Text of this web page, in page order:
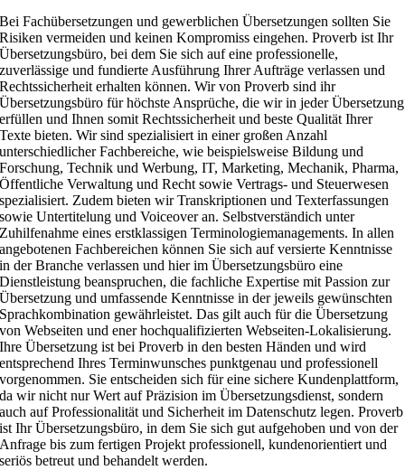
Bei Fachübersetzungen und gewerblichen Übersetzungen sollten Sie
Risiken vermeiden und keinen Kompromiss eingehen. Proverb ist Ihr
Übersetzungsbüro, bei dem Sie sich auf eine professionelle,
zuverlässige und fundierte Ausführung Ihrer Aufträge verlassen und
Rechtssicherheit erhalten können. Wir von Proverb sind ihr
Übersetzungsbüro für höchste Ansprüche, die wir in jeder Übersetzung
erfüllen und Ihnen somit Rechtssicherheit und beste Qualität Ihrer
Texte bieten. Wir sind spezialisiert in einer großen Anzahl
unterschiedlicher Fachbereiche, wie beispielsweise Bildung und
Forschung, Technik und Werbung, IT, Marketing, Mechanik, Pharma,
Öffentliche Verwaltung und Recht sowie Vertrags- und Steuerwesen
spezialisiert. Zudem bieten wir Transkriptionen und Texterfassungen
sowie Untertitelung und Voiceover an. Selbstverständich unter
Zuhilfenahme eines erstklassigen Terminologiemanagements. In allen
angebotenen Fachbereichen können Sie sich auf versierte Kenntnisse
in der Branche verlassen und hier im Übersetzungsbüro eine
Dienstleistung beanspruchen, die fachliche Expertise mit Passion zur
Übersetzung und umfassende Kenntnisse in der jeweils gewünschten
Sprachkombination gewährleistet. Das gilt auch für die Übersetzung
von Webseiten und ener hochqualifizierten Webseiten-Lokalisierung.
Ihre Übersetzung ist bei Proverb in den besten Händen und wird
entsprechend Ihres Terminwunsches punktgenau und professionell
vorgenommen. Sie entscheiden sich für eine sichere Kundenplattform,
da wir nicht nur Wert auf Präzision im Übersetzungsdienst, sondern
auch auf Professionalität und Sicherheit im Datenschutz legen. Proverb
ist Ihr Übersetzungsbüro, in dem Sie sich gut aufgehoben und von der
Anfrage bis zum fertigen Projekt professionell, kundenorientiert und
seriös betreut und behandelt werden.